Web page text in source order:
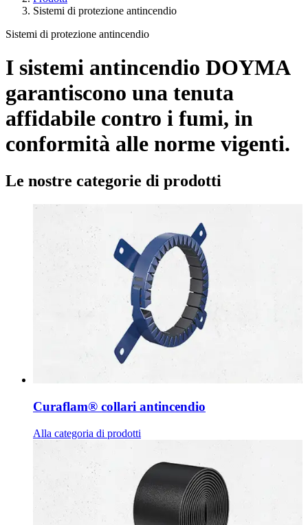
Sistemi di protezione antincendio
Sistemi di protezione antincendio
I sistemi antincendio DOYMA
garantiscono una tenuta
affidabile contro i fumi, in
conformità alle norme vigenti.
Le nostre categorie di prodotti
Curaflam® collari antincendio
Alla categoria di prodotti